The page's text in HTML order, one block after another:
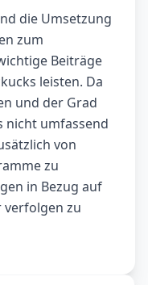
die Umsetzung
zum
Beiträge
leisten. Da
und der Grad
nicht umfassend
von
zu
in Bezug auf
verfolgen zu